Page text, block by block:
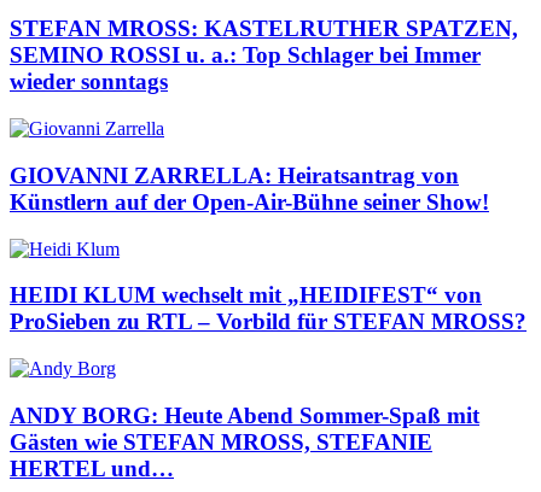
STEFAN MROSS: KASTELRUTHER SPATZEN,
SEMINO ROSSI u. a.: Top Schlager bei Immer
wieder sonntags
GIOVANNI ZARRELLA: Heiratsantrag von
Künstlern auf der Open-Air-Bühne seiner Show!
HEIDI KLUM wechselt mit „HEIDIFEST“ von
ProSieben zu RTL – Vorbild für STEFAN MROSS?
ANDY BORG: Heute Abend Sommer-Spaß mit
Gästen wie STEFAN MROSS, STEFANIE
HERTEL und…